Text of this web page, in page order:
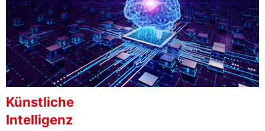
Künstliche
Intelligenz